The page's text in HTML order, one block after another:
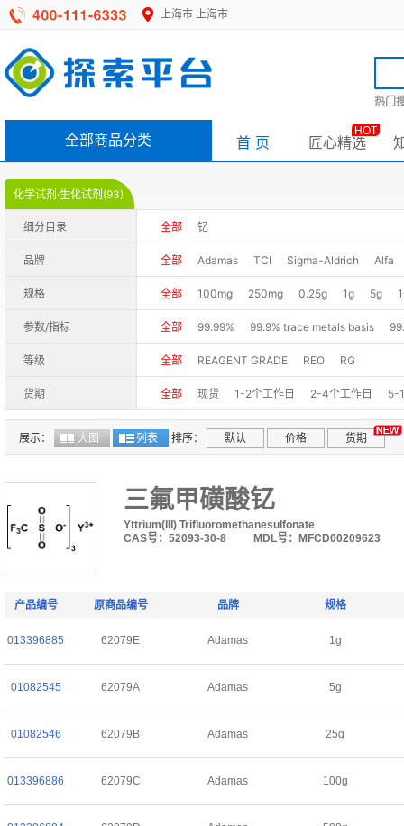
上海市 上海市
热门
全部商品分类 首 页 匠心精选
HOT
化学试剂·生化试剂(93)
细分目录 全部 钇
品牌 全部 Adamas TCI Sigma-Aldrich Alfa
规格 全部 100mg 250mg 0.25g 1g 5g
参数/指标 全部 99.99% 99.9% trace metals basis
99%,Y:19.5%-20.2%
98% 98.0%(T)
等级 全部 REAGENT GRADE REO RG
货期 全部 现货 1-2个工作日 2-4个工作日 5-
展示： 大图 列表 排序： 默认 价格 货期
三氟甲磺酸钇
Yttrium(III) Trifluoromethanesulfonate
CAS号：52093-30-8
MDL号：MFCD00209623
产品编号 原商品编号 品牌 规格
013396885 62079E Adamas 1g
01082545 62079A Adamas 5g
01082546 62079B Adamas 25g
013396886 62079C Adamas 100g